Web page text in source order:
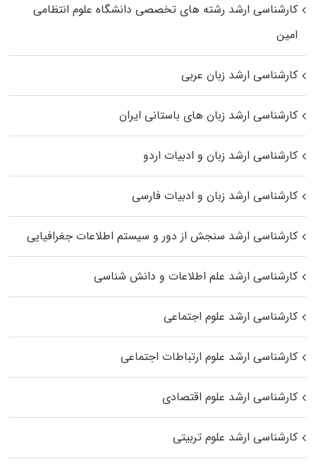
کارشناسی ارشد رﺷﺘﻪ ﻫﺎی تخصصی داﻧﺸﮕﺎه ﻋﻠﻮم انتظامی
اﻣﻴﻦ
کارشناسی ارشد زبان عربی
کارشناسی ارشد زبان‌ های باستانی ایران
کارشناسی ارشد زبان و ادبیات اردو
کارشناسی ارشد زبان و ادبیات فارسی
کارشناسی ارشد سنجش از دور و سیستم اطلاعات جغرافیایی
کارشناسی ارشد علم اطلاعات و دانش شناسی
کارشناسی ارشد علوم اجتماعی
کارشناسی ارشد علوم ارتباطات اجتماعی
کارشناسی ارشد علوم اقتصادی
کارشناسی ارشد علوم تربیتی